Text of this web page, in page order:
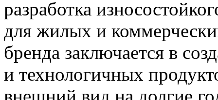
разработка
для жилых и
бренда заключается в
и технологичных